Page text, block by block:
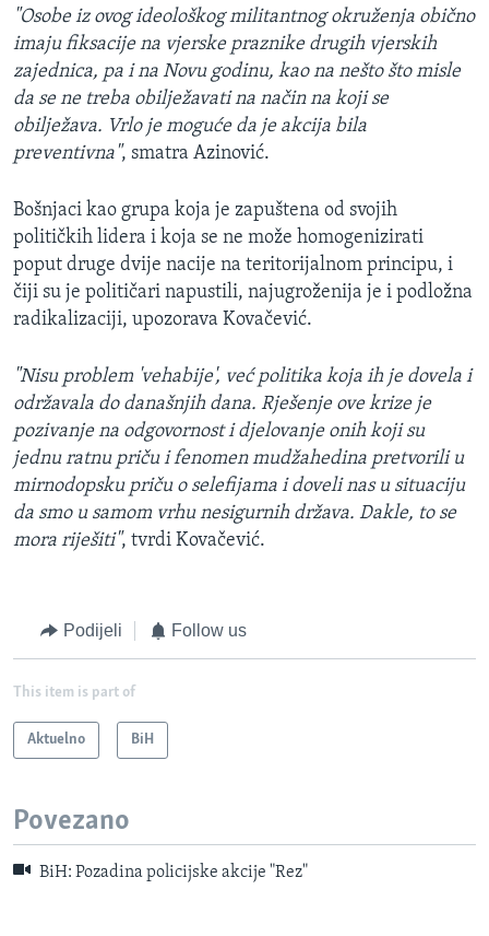
"Osobe iz ovog ideološkog militantnog okruženja obično
imaju fiksacije na vjerske praznike drugih vjerskih
zajednica, pa i na Novu godinu, kao na nešto što misle
da se ne treba obilježavati na način na koji se
obilježava. Vrlo je moguće da je akcija bila
preventivna", smatra Azinović.
Bošnjaci kao grupa koja je zapuštena od svojih
političkih lidera i koja se ne može homogenizirati
poput druge dvije nacije na teritorijalnom principu, i
čiji su je političari napustili, najugroženija je i podložna
radikalizaciji, upozorava Kovačević.
"Nisu problem 'vehabije', već politika koja ih je dovela i
održavala do današnjih dana. Rješenje ove krize je
pozivanje na odgovornost i djelovanje onih koji su
jednu ratnu priču i fenomen mudžahedina pretvorili u
mirnodopsku priču o selefijama i doveli nas u situaciju
da smo u samom vrhu nesigurnih država. Dakle, to se
mora riješiti", tvrdi Kovačević.
Podijeli Follow us
This item is part of
Aktuelno BiH
Povezano
BiH: Pozadina policijske akcije "Rez"